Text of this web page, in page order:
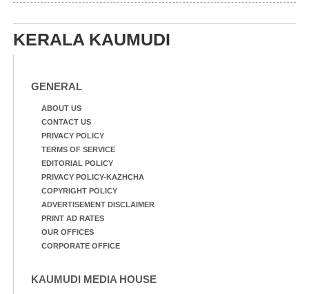
എറണാകുളം മേനകയിൽ
KERALA KAUMUDI
GENERAL
ABOUT US
CONTACT US
PRIVACY POLICY
TERMS OF SERVICE
EDITORIAL POLICY
PRIVACY POLICY-KAZHCHA
COPYRIGHT POLICY
ADVERTISEMENT DISCLAIMER
PRINT AD RATES
OUR OFFICES
CORPORATE OFFICE
KAUMUDI MEDIA HOUSE